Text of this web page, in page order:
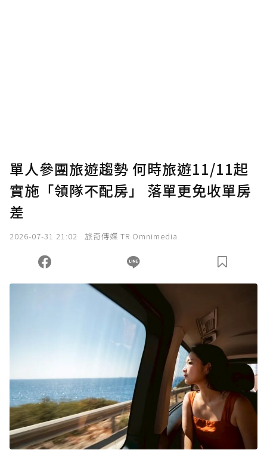
確認送出
您當前剩餘 U 利點數：0點；前往 購買點數
單人參團旅遊趨勢 何時旅遊11/11起
實施「領隊不配房」 落單更免收單房
差
2026-07-31 21:02 旅奇傳媒 TR Omnimedia